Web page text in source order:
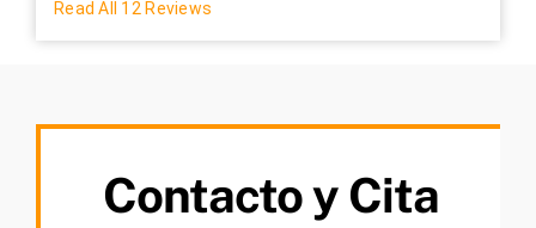
Read All 12 Reviews
Contacto y Cita